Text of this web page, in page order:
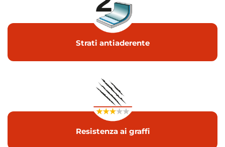
Strati antiaderente
Resistenza ai graffi